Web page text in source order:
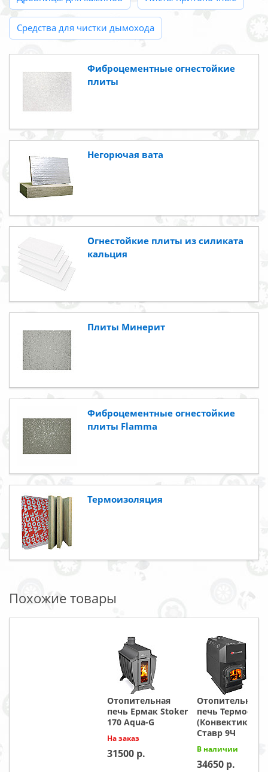
Средства для чистки дымохода
Фиброцементные огнестойкие
плиты
Негорючая вата
Огнестойкие плиты из силиката
кальция
Плиты Минерит
Фиброцементные огнестойкие
плиты Flamma
Термоизоляция
Похожие товары
Отопительная
печь Ермак Stoker
170 Aqua-G
На заказ
31500
Отопительная
печь Термофор
(Конвектика)
Ставр 9Ч
В наличии
34650